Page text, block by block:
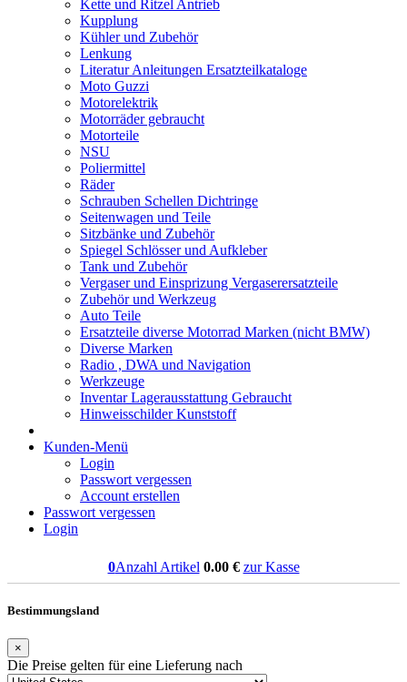
Kette und Ritzel Antrieb
Kupplung
Kühler und Zubehör
Lenkung
Literatur Anleitungen Ersatzteilkataloge
Moto Guzzi
Motorelektrik
Motorräder gebraucht
Motorteile
NSU
Poliermittel
Räder
Schrauben Schellen Dichtringe
Seitenwagen und Teile
Sitzbänke und Zubehör
Spiegel Schlösser und Aufkleber
Tank und Zubehör
Vergaser und Einsprizung Vergaserersatzteile
Zubehör und Werkzeug
Auto Teile
Ersatzteile diverse Motorrad Marken (nicht BMW)
Diverse Marken
Radio , DWA und Navigation
Werkzeuge
Inventar Lagerausstattung Gebraucht
Hinweisschilder Kunststoff
Kunden-Menü
Login
Passwort vergessen
Account erstellen
Passwort vergessen
Login
0Anzahl Artikel 0.00€ zur Kasse
Bestimmungsland
×
Die Preise gelten für eine Lieferung nach